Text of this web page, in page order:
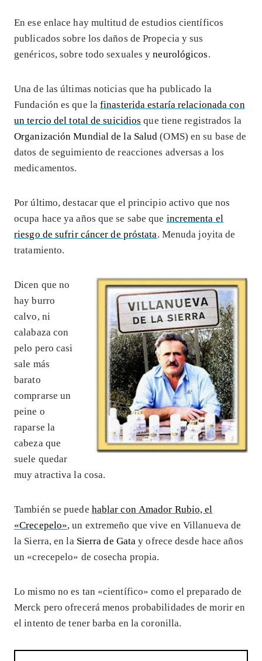
En ese enlace hay multitud de estudios científicos
publicados sobre los daños de Propecia y sus
genéricos, sobre todo sexuales yneurológicos.
Una de las últimas noticias que ha publicado la
Fundación es que lafinasterida estaría relacionada con
un tercio del total de suicidios que tiene registrados la
Organización Mundial de la Salud (OMS) en su base de
datos de seguimiento de reacciones adversas a los
medicamentos.
Por último, destacar que el principio activo que nos
ocupa hace ya años que se sabe que incrementa el
riesgo de sufrir cáncer de próstata. Menuda joyita de
tratamiento.
Dicen que no
hay burro
calvo, ni
calabaza con
pelo pero casi
sale más
barato
comprarse un
peine o
raparse la
cabeza que
suele quedar
muy atractiva la cosa.
También se puede hablar con Amador Rubio, el
«Crecepelo», un extremeño que vive en Villanueva de
la Sierra, en la Sierra de Gata y ofrece desde hace años
un «crecepelo» de cosecha propia.
Lo mismo no es tan «científico» como el preparado de
Merck pero ofrecerá menos probabilidades de morir en
el intento de tener barba en la coronilla.